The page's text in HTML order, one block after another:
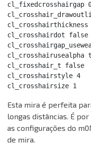
cl_fixedcrosshairgap
cl_crosshairthickness
cl_crosshairdot false
cl_crosshairusealpha
cl_crosshair_t false
cl_crosshairstyle 4
cl_crosshairsize 1
Esta mira é perfeita
longas distâncias. É
as configurações do
de mira.